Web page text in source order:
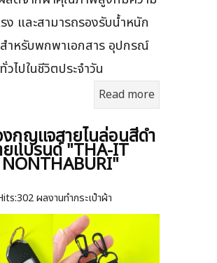
ง และสามารถรองรับน้ำหนัก
สำหรับพกพาเอกสาร อุปกรณ์
วไปในชีวิตประจำวัน
Read more
กุญแจสายไนล่อนสีดำ
แบรนด์ "THA-IT
NONTHABURI"
302 ผลงานทำกระเป๋าผ้า